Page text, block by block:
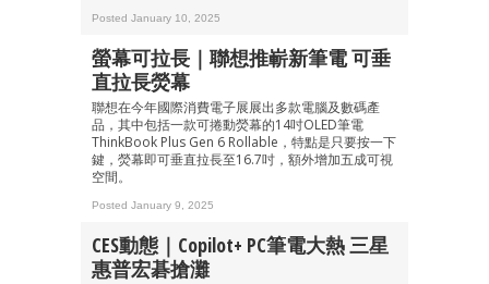
Posted January 10, 2025
螢幕可拉長｜聯想推嶄新筆電 可垂
直拉長熒幕
聯想在今年國際消費電子展展出多款電腦及數碼產
品，其中包括一款可捲動熒幕的14吋OLED筆電
ThinkBook Plus Gen 6 Rollable，特點是只要按一下
鍵，熒幕即可垂直拉長至16.7吋，額外增加五成可視
空間。
Posted January 9, 2025
CES動態｜Copilot+ PC筆電大熱 三星
惠普宏碁搶灘